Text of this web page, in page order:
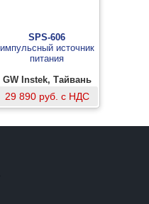
SPS-606
импульсный источник
питания
GW Instek, Тайвань
29 890 руб. с НДС